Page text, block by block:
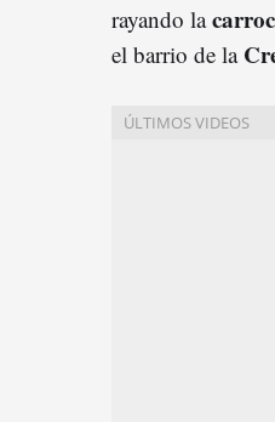
rayando lac
el barrio de la